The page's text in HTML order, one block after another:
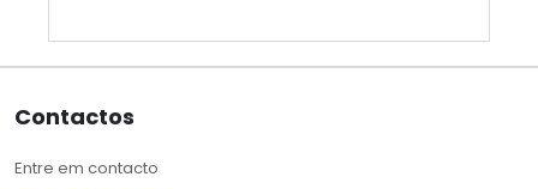
Contactos
Entre em contacto